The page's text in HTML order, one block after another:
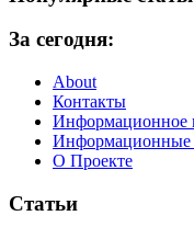
За сегодня:
About
Контакты
Информационное
Информационные
О Проекте
Статьи